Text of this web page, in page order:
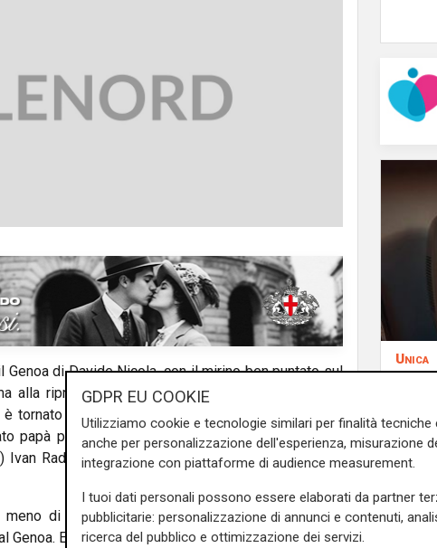
Genoa di Davide Nicola, con il mirino ben puntato sul
alla ripresa del campionato. Dopo la domenica di
tornato ad allenarsi con tutti gli effettivi in campo,
papà per la seconda volta pochi giorni fa. L'unico
Radovanovic ancora alle prese con il recupero
di calciomercato, con i nomi di Cacciabue e
Genoa. E' stato lo stesso Enrico Preziosi a smentire
Unica
GDPR EU COOKIE
Utilizziamo cookie e tecnologie similari per finalità
anche per personalizzazione dell'esperienza, misurazione
integrazione con piattaforme di audience measurement.
I tuoi dati personali possono essere elaborati da partner
pubblicitarie: personalizzazione di annunci e contenuti,
ricerca del pubblico e ottimizzazione dei servizi.